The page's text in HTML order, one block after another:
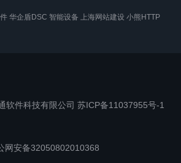
华企盾DSC 智能设备 上海网站建设 小熊HTTP
软件科技有限公司 苏ICP备11037955号-1
网安备32050802010368